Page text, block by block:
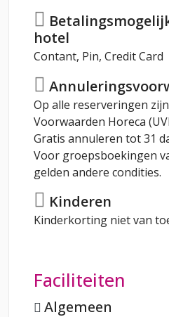
hotel
Contant, Pin, Credit Card
Op alle reserveringen
Voorwaarden Horeca
Gratis annuleren tot 31
Voor groepsboekingen
gelden andere condities.
Kinderen
Kinderkorting niet van
Faciliteiten
Algemeen